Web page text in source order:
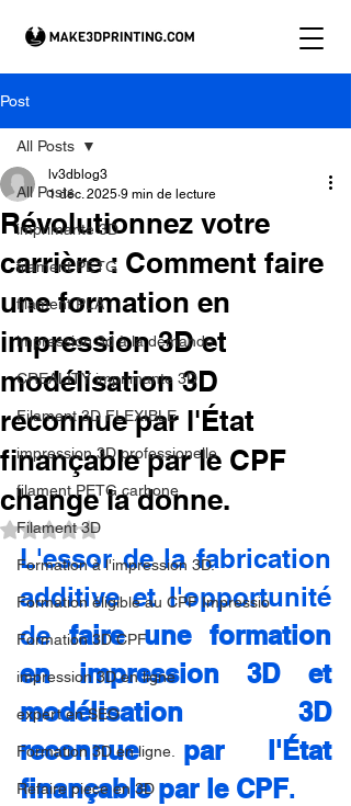
Post
All Posts
imprimante 3D
filament PETG
filament PLA
impression 3d à la demande.
CREALITY imprimante 3D
Filament 3D FLEXIBLE
impression 3D professionelle
filament PETG carbone
Filament 3D
Formation à l'impression 3D.
Formation éligible au CPF Impressio
Formation 3D CPF
impression 3D en ligne
expert en SEO
Formation 3D en ligne.
Refaire piece en 3D
All Posts
Révolutionnez votre
carrière : Comment faire
une formation en
impression 3D et
modélisation 3D
reconnue par l'État
finançable par le CPF
change la donne.
lv3dblog3
1 déc. 2025 9 min de lecture
Noté NaN étoiles sur 5.
L'essor de la fabrication
additive et l'opportunité
de faire une formation
en impression 3D et
modélisation 3D
reconnue par l'État
finançable par le CPF.